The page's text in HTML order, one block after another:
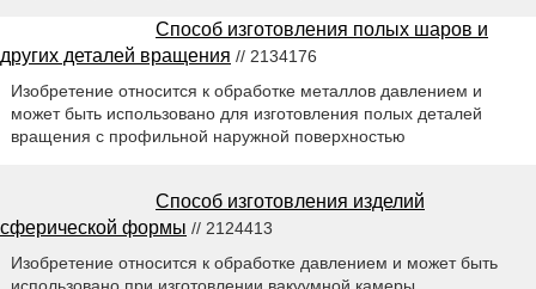
Способ изготовления полых шаров и
других деталей вращения // 2134176
Изобретение относится к обработке металлов давлением и
может быть использовано для изготовления полых деталей
вращения с профильной наружной поверхностью
Способ изготовления изделий
сферической формы // 2124413
Изобретение относится к обработке давлением и может быть